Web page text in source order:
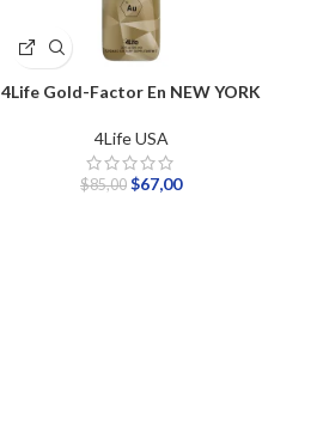
4Life Gold-Factor En NEW YORK
4Life USA
$85,00 $67,00